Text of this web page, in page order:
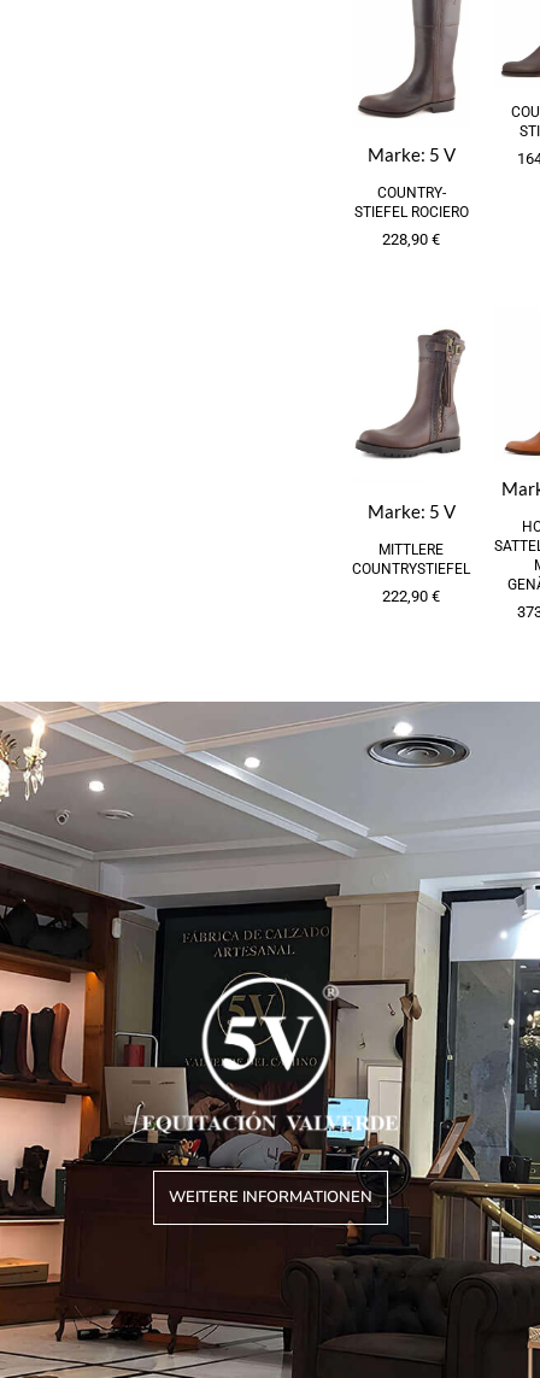
Marke: 5 V
COUNTRY-
STIEFEL ROCIERO
228,90 €
Marke: 5 V
MITTLERE
COUNTRYSTIEFEL
222,90 €
WEITERE INFORMATIONEN